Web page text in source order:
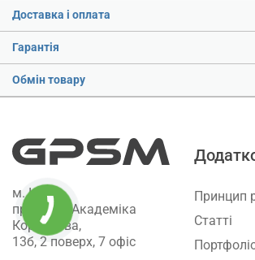
Доставка і оплата
Гарантія
Обмін товару
м. Київ,
проспект Академіка
Корольова,
13б, 2 поверх, 7 офіс
Принцип
Статті